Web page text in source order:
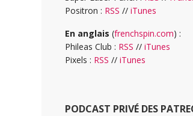
Positron : RSS // iTunes
En anglais (frenchspin.com) :
Phileas Club : RSS // iTunes
Pixels : RSS // iTunes
PODCAST PRIVÉ DES